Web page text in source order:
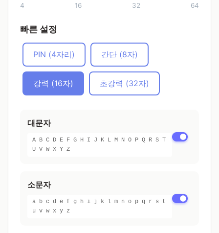
4 16 32 64
빠른 설정
PIN (4자리) 간단 (8자)
강력 (16자) 초강력 (32자)
대문자
A B C D E F G H I J K L M N O P Q R S T
U V W X Y Z
소문자
a b c d e f g h i j k l m n o p q r s t
u v w x y z